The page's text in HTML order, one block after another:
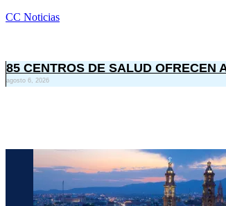
CC Noticias
85 CENTROS DE SALUD OFRECEN
agosto 6, 2026